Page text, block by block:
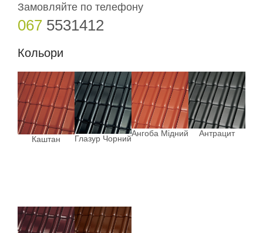
Замовляйте по телефону
067 5531412
Кольори
Каштан Глазур Чорний
Ангоба Мідний Антрацит